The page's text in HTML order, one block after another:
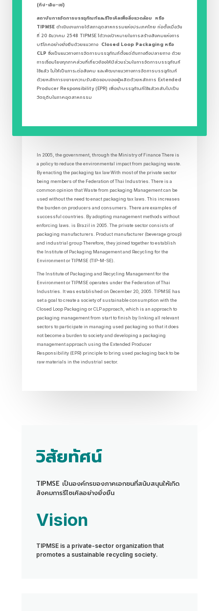
(ทิป-เอ็ม-เซ่)
สถาบันการจัดการบรรจุภัณฑ์และรีไซเคิลเพื่อสิ่งแวดล้อม หรือ
TIPMSE ดำเนินงานภายใต้สภาอุตสาหกรรมแห่งประเทศไทย ก่อตั้งเมื่อวัน
ที่ 20 ธันวาคม 2548 TIPMSE ได้วางเป้าหมายในการสร้างสังคมแห่งการ
บริโภคอย่างยั่งยืนด้วยแนวทาง Closed Loop Packaging หรือ
CLP ซึ่งเป็นแนวทางการจัดการบรรจุภัณฑ์ตั้งแต่ต้นทางถึงปลายทาง ด้วย
การเชื่อมโยงทุกภาคส่วนที่เกี่ยวข้องให้มีส่วนร่วมในการจัดการบรรจุภัณฑ์
ใช้แล้ว ไม่ให้เป็นภาระต่อสังคม และพัฒนาแนวทางการจัดการบรรจุภัณฑ์
ด้วยหลักการขยายความรับผิดชอบของผู้ผลิตด้วยหลักการ Extended
Producer Responsibility (EPR) เพื่อนำบรรจุภัณฑ์ใช้แล้วกลับไปเป็น
วัตถุดิบในภาคอุตสาหกรรม
In 2005, the government, through the Ministry of Finance There is
a policy to reduce the environmental impact from packaging waste.
By enacting the packaging tax law With most of the private sector
being members of the Federation of Thai Industries. There is a
common opinion that Waste from packaging Management can be
used without the need to enact packaging tax laws. This increases
the burden on producers and consumers. There are examples of
successful countries. By adopting management methods without
enforcing laws. is Brazil in 2005. The private sector consists of
packaging manufacturers. Product manufacturer (beverage group)
and industrial group Therefore, they joined together to establish
the Institute of Packaging Management and Recycling for the
Environment or TIPMSE (TIP-M-SE).
The Institute of Packaging and Recycling Management for the
Environment or TIPMSE operates under the Federation of Thai
Industries. It was established on December 20, 2005. TIPMSE has
set a goal to create a society of sustainable consumption with the
Closed Loop Packaging or CLP approach, which is an approach to
packaging management from start to finish by linking all relevant
sectors to participate in managing used packaging so that it does
not become a burden to society and developing a packaging
management approach using the Extended Producer
Responsibility (EPR) principle to bring used packaging back to be
raw materials in the industrial sector.
วิสัยทัศน์
TIPMSE เป็นองค์กรของภาคเอกชนที่สนับสนุนให้เกิด
สังคมการรีไซเคิลอย่างยั่งยืน
Vision
TIPMSE is a private-sector organization that
promotes a sustainable recycling society.